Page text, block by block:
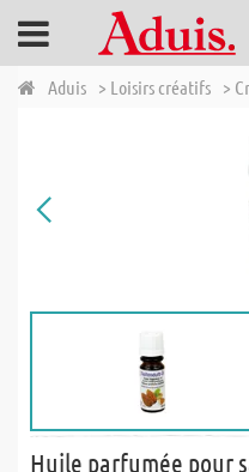
Aduis > Loisirs créatifs >
Huile parfumée pour